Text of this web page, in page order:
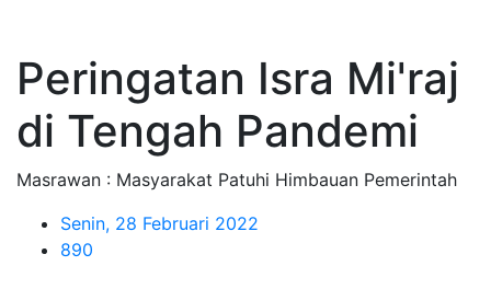
Peringatan Isra Mi'raj
di Tengah Pandemi
Masrawan : Masyarakat Patuhi Himbauan Pemerintah
Senin, 28 Februari 2022
890